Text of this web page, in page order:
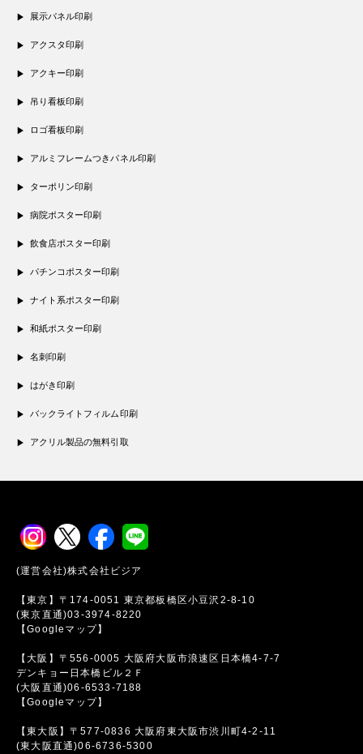
展示パネル印刷
アクスタ印刷
アクキー印刷
吊り看板印刷
ロゴ看板印刷
アルミフレームつきパネル印刷
ターポリン印刷
病院ポスター印刷
飲食店ポスター印刷
パチンコポスター印刷
ナイト系ポスター印刷
和紙ポスター印刷
名刺印刷
はがき印刷
バックライトフィルム印刷
アクリル製品の無料引取
(運営会社)株式会社ビジア
【東京】〒174-0051 東京都板橋区小豆沢2-8-10
(東京直通)03-3974-8220
【Googleマップ】
【大阪】〒556-0005 大阪府大阪市浪速区日本橋4-7-7
デンキョー日本橋ビル２Ｆ
(大阪直通)06-6533-7188
【Googleマップ】
【東大阪】〒577-0836 大阪府東大阪市渋川町4-2-11
(東大阪直通)06-6736-5300